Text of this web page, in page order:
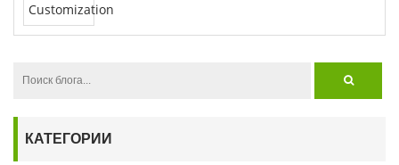
КАТЕГОРИИ